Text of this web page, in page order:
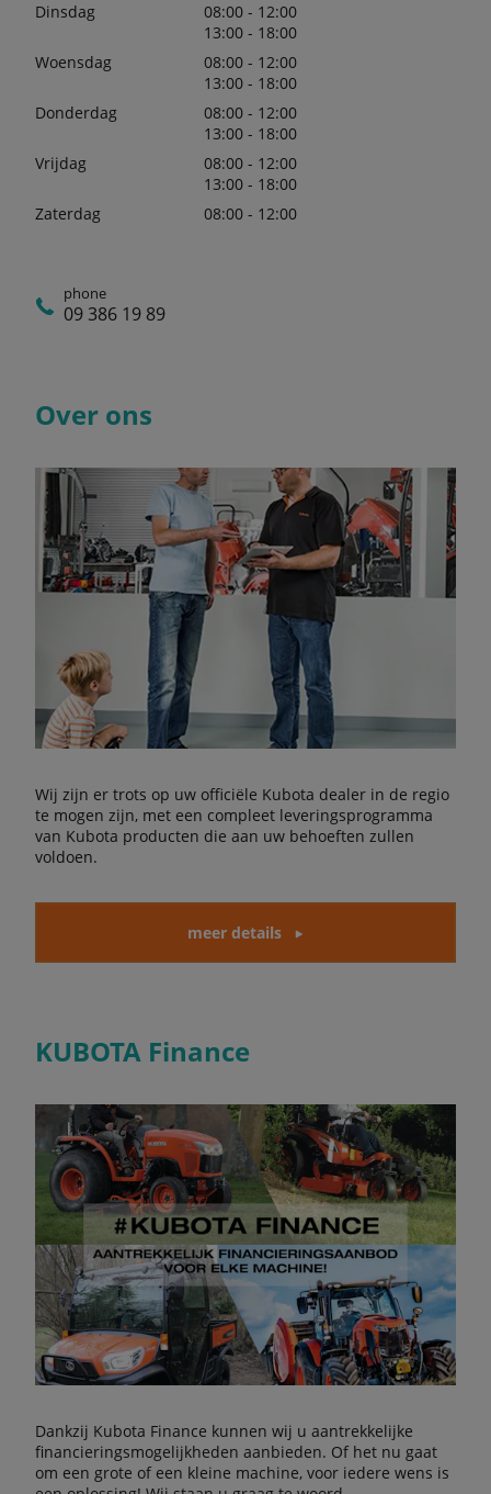
Dinsdag
08:00 - 12:00
13:00 - 18:00
Woensdag
08:00 - 12:00
13:00 - 18:00
Donderdag
08:00 - 12:00
13:00 - 18:00
Vrijdag
08:00 - 12:00
13:00 - 18:00
Zaterdag
08:00 - 12:00
phone
09 386 19 89
Over ons
Wij zijn er trots op uw officiële Kubota dealer in de regio
te mogen zijn, met een compleet leveringsprogramma
van Kubota producten die aan uw behoeften zullen
voldoen.
meer details
KUBOTA Finance
Dankzij Kubota Finance kunnen wij u aantrekkelijke
financieringsmogelijkheden aanbieden. Of het nu gaat
om een grote of een kleine machine, voor iedere wens is